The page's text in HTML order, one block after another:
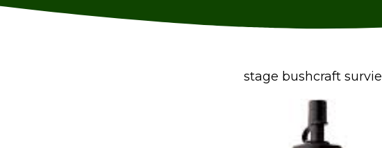
stage bushcraft survie